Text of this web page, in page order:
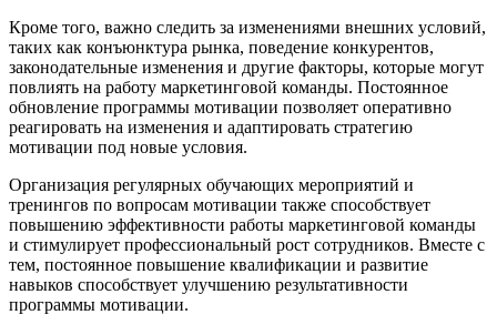
Кроме того, важно следить за изменениями внешних условий,
таких как конъюнктура рынка, поведение конкурентов,
законодательные изменения и другие факторы, которые могут
повлиять на работу маркетинговой команды. Постоянное
обновление программы мотивации позволяет оперативно
реагировать на изменения и адаптировать стратегию
мотивации под новые условия.
Организация регулярных обучающих мероприятий и
тренингов по вопросам мотивации также способствует
повышению эффективности работы маркетинговой команды
и стимулирует профессиональный рост сотрудников. Вместе с
тем, постоянное повышение квалификации и развитие
навыков способствует улучшению результативности
программы мотивации.